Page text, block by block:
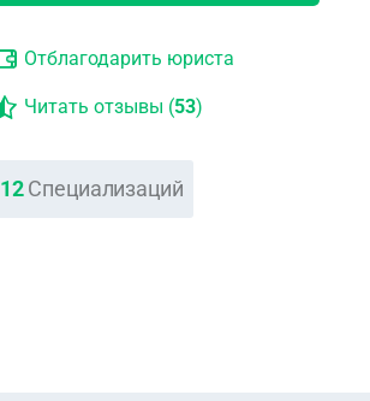
Отблагодарить юриста
Читать отзывы (53)
12 Специализаций